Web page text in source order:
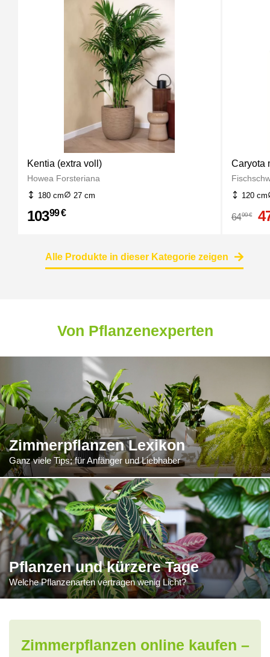
Kentia (extra voll)
Howea Forsteriana
180 cm 27 cm
10399 €
Caryota
120 cm
6499 €
Alle Produkte in dieser Kategorie zeigen
Von Pflanzenexperten
Zimmerpflanzen Lexikon
Ganz viele Tips; für Anfänger und Liebhaber
Pflanzen und kürzere Tage
Welche Pflanzenarten vertragen wenig Licht?
Zimmerpflanzen online kaufen –